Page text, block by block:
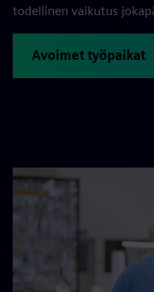
todellinen vaikutus
Avoimet työpaikat